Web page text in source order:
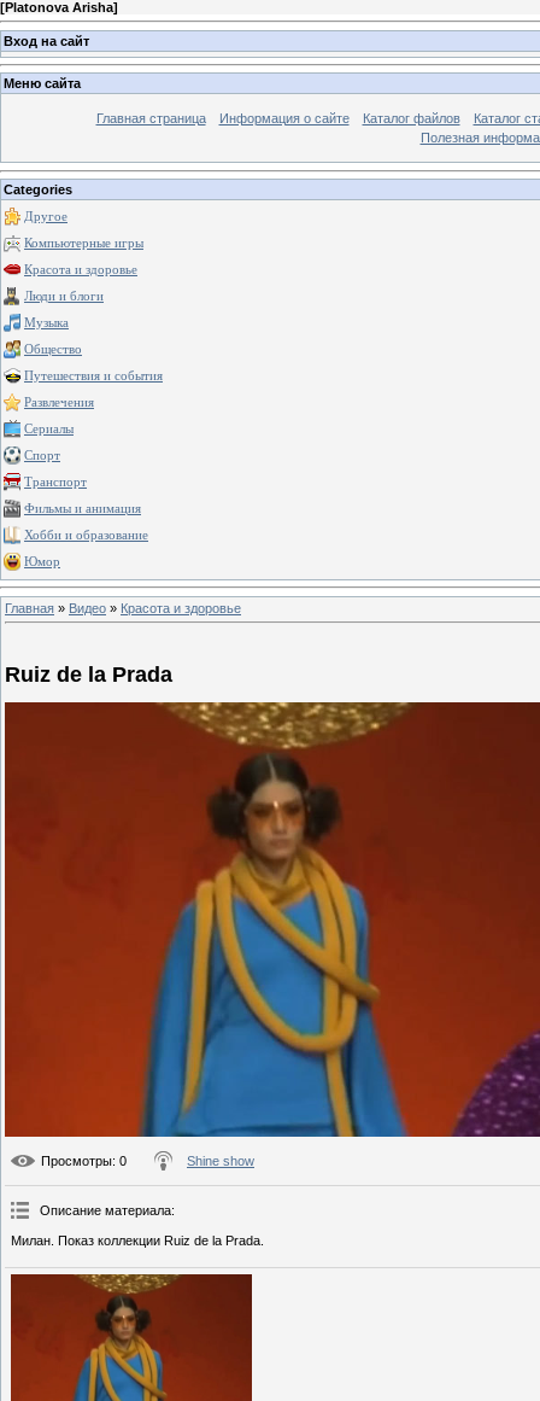
[Platonova Arisha]
Вход на сайт
Меню сайта
Главная страница Информация о сайте Каталог файлов
Каталог
Полезная
Categories
Другое
Компьютерные игры
Красота и здоровье
Люди и блоги
Музыка
Общество
Путешествия и события
Развлечения
Сериалы
Спорт
Транспорт
Фильмы и анимация
Хобби и образование
Юмор
Главная » Видео » Красота и здоровье
Ruiz de la Prada
Просмотры: 0 Shine show
Описание материала:
Милан. Показ коллекции Ruiz de la Prada.